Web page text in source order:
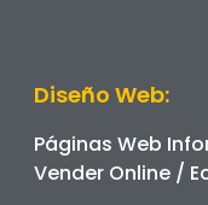
Diseño Web:
Páginas Web
Vender Online /